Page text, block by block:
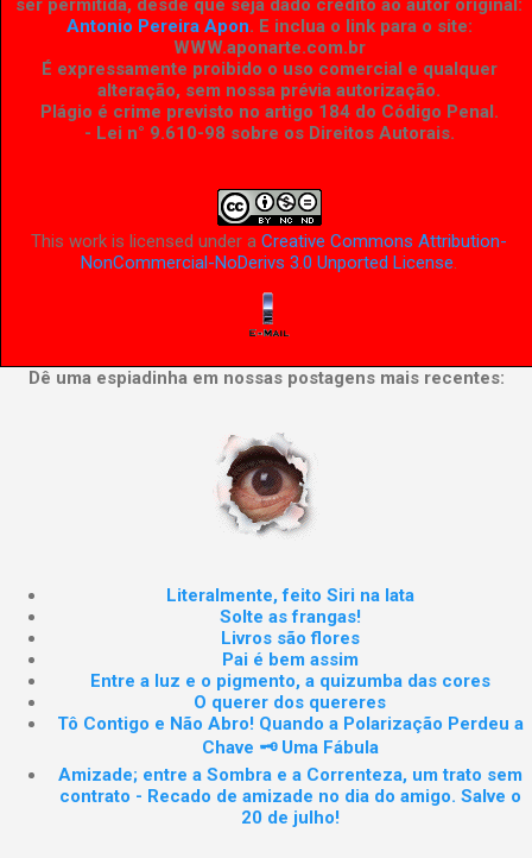
ser permitida, desde que seja dado crédito ao autor original:
Antonio Pereira Apon. E inclua o link para o site:
WWW.aponarte.com.br
É expressamente proibido o uso comercial e qualquer
alteração, sem nossa prévia autorização.
Plágio é crime previsto no artigo 184 do Código Penal.
- Lei n° 9.610-98 sobre os Direitos Autorais.
This work is licensed under aCreative Commons Attribution-
NonCommercial-NoDerivs 3.0 Unported License.
Dê uma espiadinha em nossas postagens mais recentes:
Literalmente, feito Siri na lata
Solte as frangas!
Livros são flores
Pai é bem assim
Entre a luz e o pigmento, a quizumba das cores
O querer dos quereres
Tô Contigo e Não Abro! Quando a Polarização Perdeu a
Chave 🗝️ Uma Fábula
Amizade; entre a Sombra e a Correnteza, um trato sem
contrato - Recado de amizade no dia do amigo. Salve o
20 de julho!